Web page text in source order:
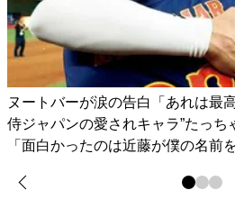
ヌートバーが涙の告白「あれは最
侍ジャパンの愛されキャラ”たっち
「面白かったのは近藤が僕の名前